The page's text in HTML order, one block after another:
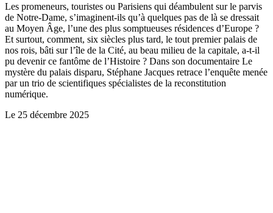
Les promeneurs, touristes ou Parisiens qui déambulent sur le parvis
de Notre-Dame, s’imaginent-ils qu’à quelques pas de là se dressait
au Moyen Âge, l’une des plus somptueuses résidences d’Europe ?
Et surtout, comment, six siècles plus tard, le tout premier palais de
nos rois, bâti sur l’île de la Cité, au beau milieu de la capitale, a-t-il
pu devenir ce fantôme de l’Histoire ? Dans son documentaire Le
mystère du palais disparu, Stéphane Jacques retrace l’enquête menée
par un trio de scientifiques spécialistes de la reconstitution
numérique.
Le 25 décembre 2025